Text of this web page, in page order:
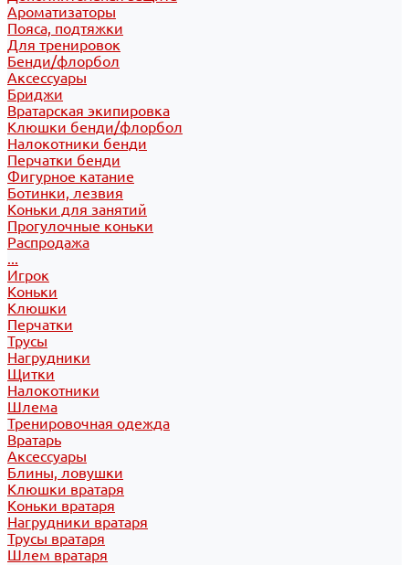
Ароматизаторы
Пояса, подтяжки
Для тренировок
Бенди/флорбол
Аксессуары
Бриджи
Вратарская экипировка
Клюшки бенди/флорбол
Налокотники бенди
Перчатки бенди
Фигурное катание
Ботинки, лезвия
Коньки для занятий
Прогулочные коньки
Распродажа
...
Игрок
Коньки
Клюшки
Перчатки
Трусы
Нагрудники
Щитки
Налокотники
Шлема
Тренировочная одежда
Вратарь
Аксессуары
Блины, ловушки
Клюшки вратаря
Коньки вратаря
Нагрудники вратаря
Трусы вратаря
Шлем вратаря